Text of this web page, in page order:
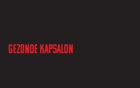
Gezonde kapsalon